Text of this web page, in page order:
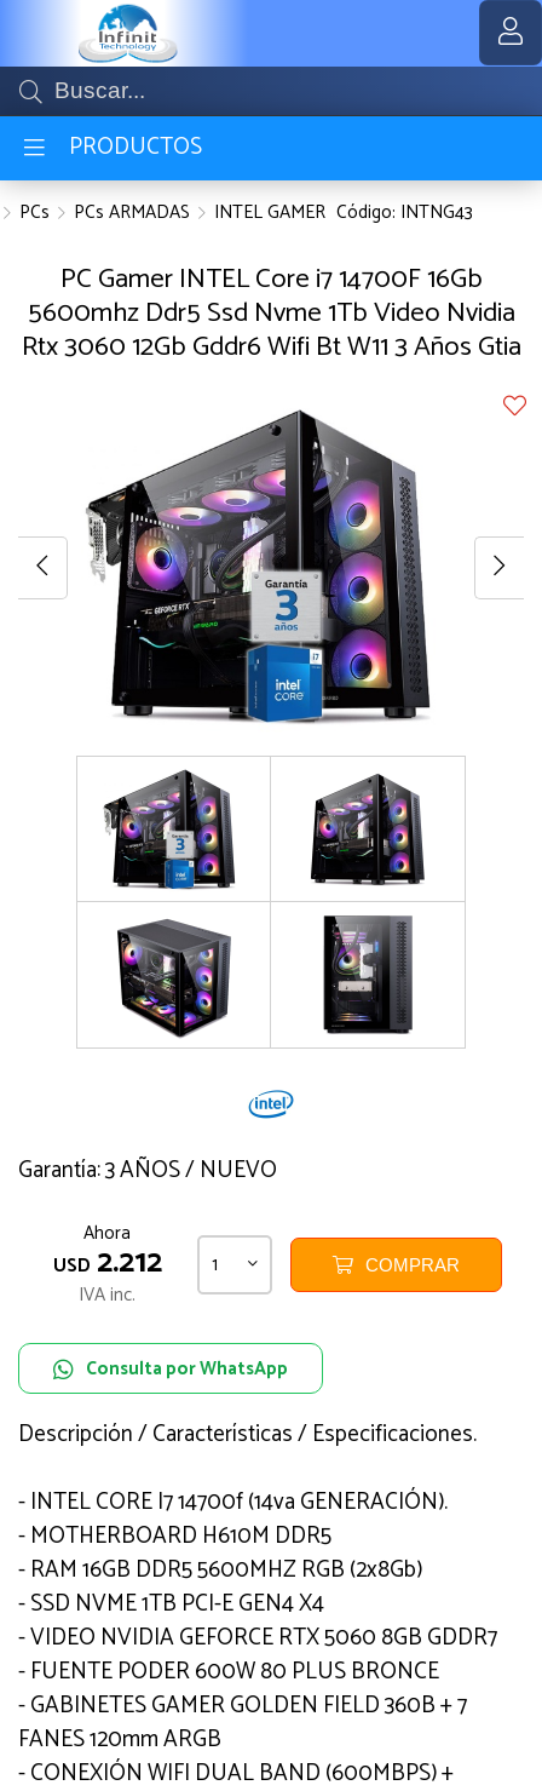
Compartir por email
Enviar
PRODUCTOS
PCs PCs ARMADAS INTEL GAMER Código: INTNG43
PC Gamer INTEL Core i7 14700F 16Gb
5600mhz Ddr5 Ssd Nvme 1Tb Video Nvidia
Rtx 3060 12Gb Gddr6 Wifi Bt W11 3 Años Gtia
Garantía: 3 AÑOS / NUEVO
Ahora
USD 2.212
IVA inc.
1 COMPRAR
Consulta por WhatsApp
Descripción / Características / Especificaciones.
- INTEL CORE I7 14700f (14va GENERACIÓN).
- MOTHERBOARD H610M DDR5
- RAM 16GB DDR5 5600MHZ RGB (2x8Gb)
- SSD NVME 1TB PCI-E GEN4 X4
- VIDEO NVIDIA GEFORCE RTX 5060 8GB GDDR7
- FUENTE PODER 600W 80 PLUS BRONCE
- GABINETES GAMER GOLDEN FIELD 360B + 7
FANES 120mm ARGB
- CONEXIÓN WIFI DUAL BAND (600MBPS) +